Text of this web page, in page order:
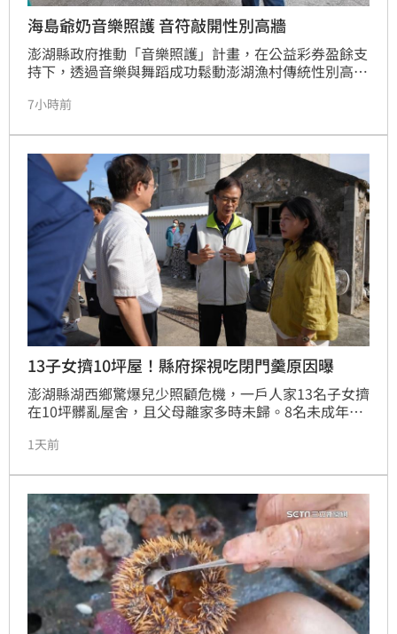
海島爺奶音樂照護 音符敲開性別高牆
澎湖縣政府推動「音樂照護」計畫，在公益彩券盈餘支
持下，透過音樂與舞蹈成功鬆動澎湖漁村傳統性別高
程，更與女性長輩一同使用環保手作樂器合奏，音樂照
7小時前
13子女擠10坪屋！縣府探視吃閉門羹原因曝
澎湖縣湖西鄉驚爆兒少照顧危機，一戶人家13名子女擠
在10坪髒亂屋舍，且父母離家多時未歸。8名未成年孩
報後火速成立專案小組，由秘書長帶隊前往探視，不料
護案件，強調若查證有安全疑慮或補助款遭不當挪用，
將依法強制緊急安置。衛生局預計將偕同醫師再次前
往，並嚴查資金流向，誓言絕不寬貸，務必保障孩童生
存權益，讓孩子盡速脫離高風險生活環境。
1天前